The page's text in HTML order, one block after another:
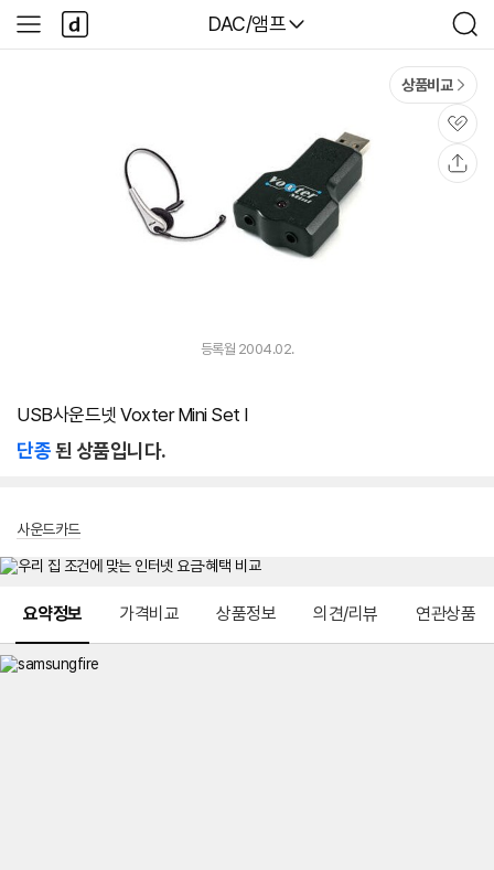
다나와
DAC/앰프
검
색
사
이
다
나
와
상품비교
관
심
등록월 2004.02.
USB사운드넷 Voxter Mini Set I
단종된 상품입니다.
사운드카드
요약정보 가격비교 상품정보 의견/리뷰 연관상품